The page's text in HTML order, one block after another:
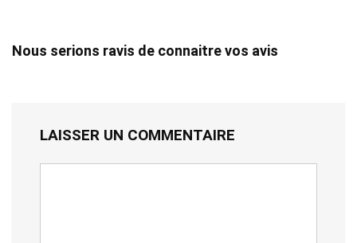
Nous serions ravis de connaitre vos avis
LAISSER UN COMMENTAIRE